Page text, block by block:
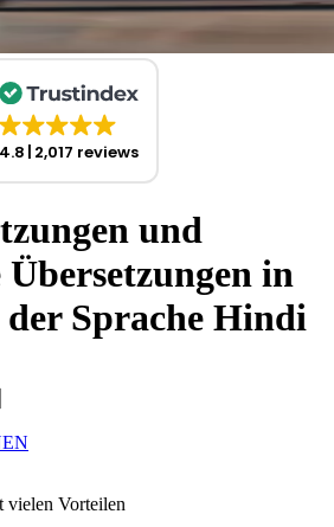
4.8 2,017 reviews
und
in
der Sprache Hindi
vielen Vorteilen